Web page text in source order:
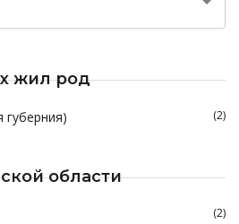
жил род
губерния) (2)
области
(2)